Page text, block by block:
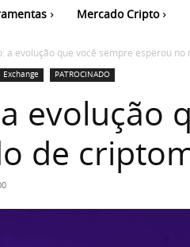
Mercado Cripto
a evolução que você sempre esperou
Exchange PATROCINADO
evolução
de